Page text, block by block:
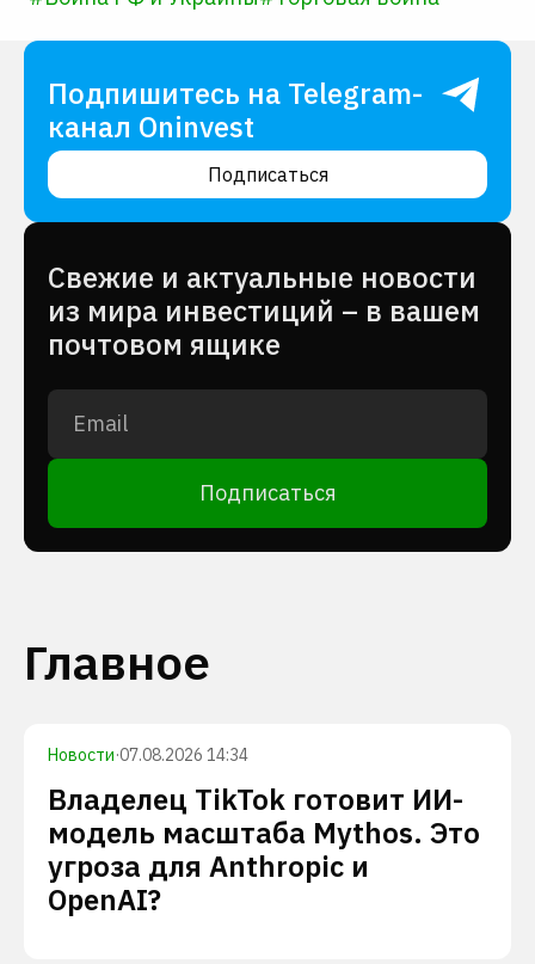
Подпишитесь на Telegram-
канал Oninvest
Подписаться
Cвежие и актуальные новости
из мира инвестиций – в вашем
почтовом ящике
Подписаться
Главное
Новости·07.08.2026 14:34
Владелец TikTok готовит ИИ-
модель масштаба Mythos. Это
угроза для Anthropic и
OpenAI?